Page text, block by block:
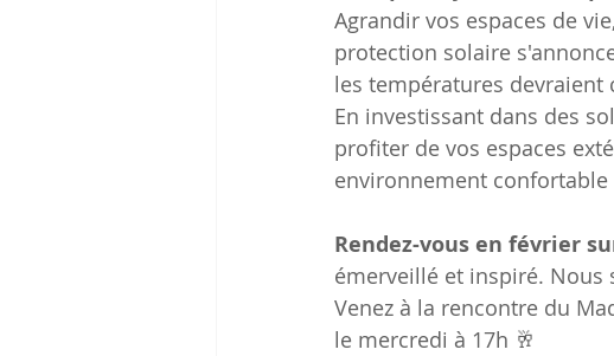
Agrandir vos espaces de
protection solaire
les températures devraient
En investissant dans des
profiter de vos espaces
environnement confortable
Rendez-vous en février
émerveillé et inspiré. Nous
Venez à la rencontre du
le mercredi à 17h 🥂